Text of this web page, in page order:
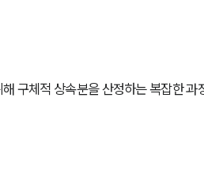
구체적 상속분을 산정하는 복잡한 과